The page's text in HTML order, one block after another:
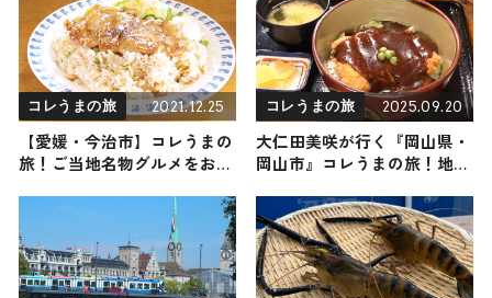
コレうまの旅 2021.12.25
【愛媛・今治市】コレうまの
旅！ご当地名物グルメをお届
コレうまの旅 2025.09.20
大仁田美咲が行く『岡山県・
岡山市』コレうまの旅！地元
ルメ3選 2025年9月20日放送